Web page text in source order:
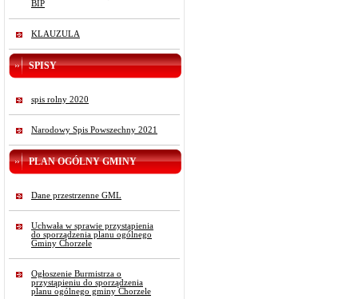
BIP
KLAUZULA
SPISY
spis rolny 2020
Narodowy Spis Powszechny 2021
PLAN OGÓLNY GMINY
Dane przestrzenne GML
Uchwała w sprawie przystąpienia
do sporządzenia planu ogólnego
Gminy Chorzele
Ogłoszenie Burmistrza o
przystąpieniu do sporządzenia
planu ogólnego gminy Chorzele